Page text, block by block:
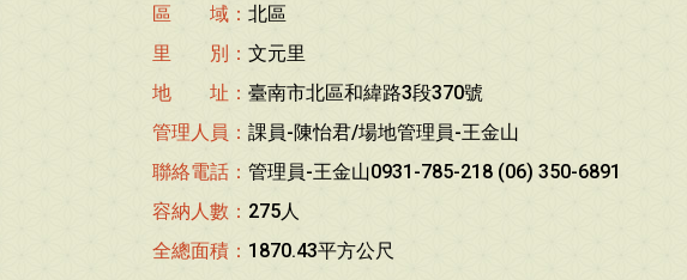
區 域： 北區
里 別： 文元里
地 址： 臺南市北區和緯路3段370號
管理人員： 課員-陳怡君/場地管理員-王金山
聯絡電話： 管理員-王金山0931-785-218 (06) 350-6891
容納人數： 275人
全總面積： 1870.43平方公尺